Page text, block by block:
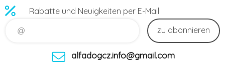
Rabatte und Neuigkeiten per E-Mail
zu abonnieren
alfadogcz.info@gmail.com